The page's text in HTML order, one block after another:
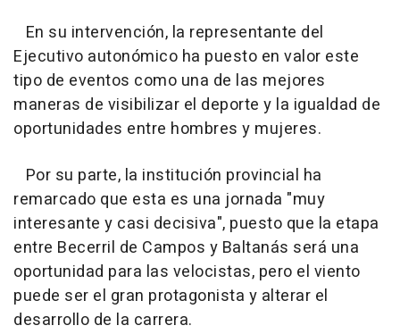
En su intervención, la representante del
Ejecutivo autonómico ha puesto en valor este
tipo de eventos como una de las mejores
maneras de visibilizar el deporte y la igualdad de
oportunidades entre hombres y mujeres.
Por su parte, la institución provincial ha
remarcado que esta es una jornada "muy
interesante y casi decisiva", puesto que la etapa
entre Becerril de Campos y Baltanás será una
oportunidad para las velocistas, pero el viento
puede ser el gran protagonista y alterar el
desarrollo de la carrera.